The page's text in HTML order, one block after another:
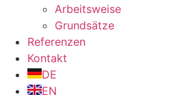
Arbeitsweise
Grundsätze
Referenzen
Kontakt
DE
EN